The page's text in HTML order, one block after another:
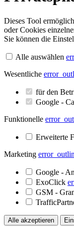
Dieses Tool
oder Cookies
Sie können die
Alle auswählen
Wesentliche
für den
Google -
Funktionelle
Erweiterte
Marketing
Google -
ExoClick
GSM -
Alle akzeptieren